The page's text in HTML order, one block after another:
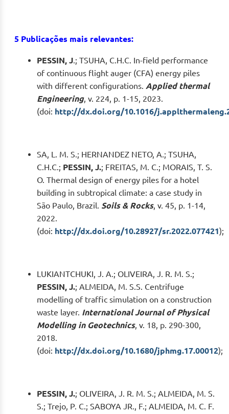
5 Publicações mais relevantes:
PESSIN, J.; TSUHA, C.H.C. In-field performance
of continuous flight auger (CFA) energy piles
with different configurations. Applied thermal
Engineering, v. 224, p. 1-15, 2023.
(doi: http://dx.doi.org/10.1016/
SA, L. M. S.; HERNANDEZ NETO, A.; TSUHA,
C.H.C.; PESSIN, J.; FREITAS, M. C.; MORAIS, T. S.
O. Thermal design of energy piles for a hotel
building in subtropical climate: a case study in
São Paulo, Brazil. Soils & Rocks, v. 45, p. 1-14,
2022.
(doi: http://dx.doi.org/10.28927/sr.2022.077421);
LUKIANTCHUKI, J. A.; OLIVEIRA, J. R. M. S.;
PESSIN, J.; ALMEIDA, M. S.S. Centrifuge
modelling of traffic simulation on a construction
waste layer. International Journal of Physical
Modelling in Geotechnics, v. 18, p. 290-300,
2018.
(doi: http://dx.doi.org/10.1680/jphmg.17.00012);
PESSIN, J.; OLIVEIRA, J. R. M. S.; ALMEIDA, M. S.
S.; Trejo, P. C.; SABOYA JR., F.; ALMEIDA, M. C. F.